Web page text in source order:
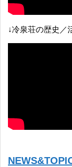
↓冷泉荘の歴史／